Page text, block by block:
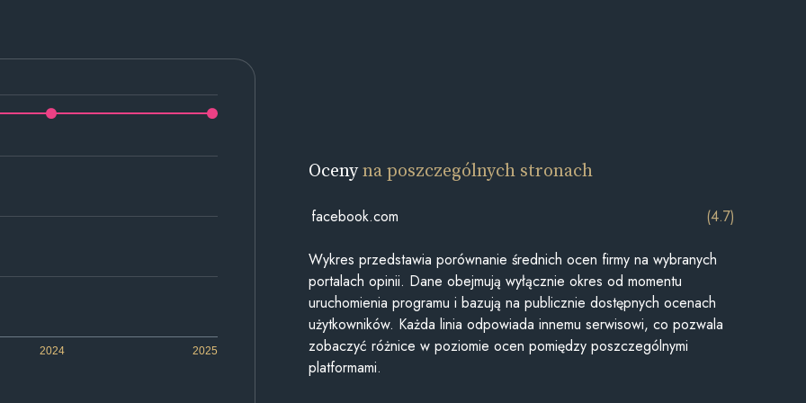
2024 2025
Ocenyna poszczególnych stronach
facebook.com (4.7)
Wykres przedstawia porównanie średnich ocen firmy na wybranych
portalach opinii. Dane obejmują wyłącznie okres od momentu
uruchomienia programu i bazują na publicznie dostępnych ocenach
użytkowników. Każda linia odpowiada innemu serwisowi, co pozwala
zobaczyć różnice w poziomie ocen pomiędzy poszczególnymi
platformami.